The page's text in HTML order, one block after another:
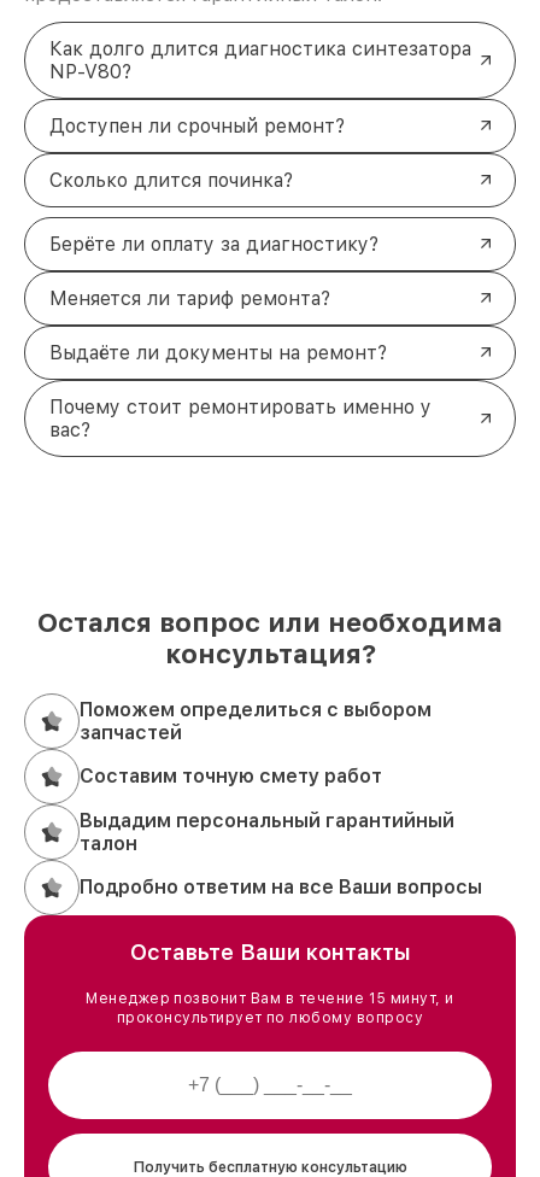
Как долго длится диагностика синтезатора
NP-V80?
Доступен ли срочный ремонт?
Сколько длится починка?
Берёте ли оплату за диагностику?
Меняется ли тариф ремонта?
Выдаёте ли документы на ремонт?
Почему стоит ремонтировать именно у
вас?
Остался вопрос или необходима
консультация?
Поможем определиться с выбором
запчастей
Составим точную смету работ
Выдадим персональный гарантийный
талон
Подробно ответим на все Ваши вопросы
Оставьте Ваши контакты
Менеджер позвонит Вам в течение 15 минут, и
проконсультирует по любому вопросу
Получить бесплатную консультацию